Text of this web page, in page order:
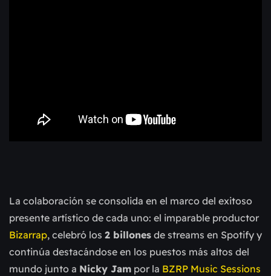
La colaboración se consolida en el marco del exitoso
presente artístico de cada uno: el imparable productor
Bizarrap, celebró los 2 billones de streams en Spotify y
continúa destacándose en los puestos más altos del
mundo junto a Nicky Jam por la BZRP Music Sessions